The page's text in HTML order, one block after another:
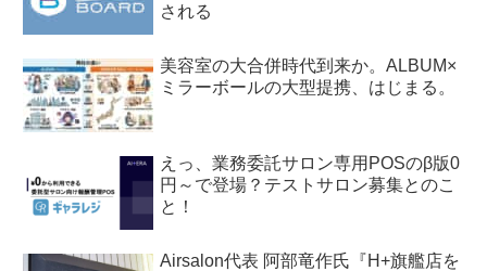
される
美容室の大合併時代到来か。ALBUM×
ミラーボールの大型提携、はじまる。
えっ、業務委託サロン専用POSのβ版0
円～で登場？テストサロン募集とのこ
と！
Airsalon代表 阿部竜作氏『H+旗艦店を